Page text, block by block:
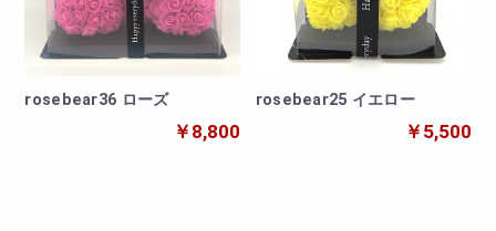
rosebear36 ローズ
￥8,800
rosebear25 イエロー
￥5,500